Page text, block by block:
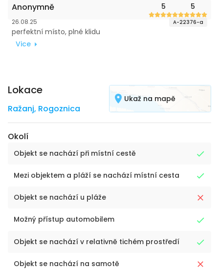
Anonymně 5 5
26.08.25 A-22376-a
perfektní místo, plné klidu
Vice
Lokace
Ražanj, Rogoznica
Ukaž na mapě
Okolí
Objekt se nachází při místní cestě
Mezi objektem a pláží se nachází místní cesta
Objekt se nachází u pláže
Možný přístup automobilem
Objekt se nachází v relativně tichém prostředí
Objekt se nachází na samotě